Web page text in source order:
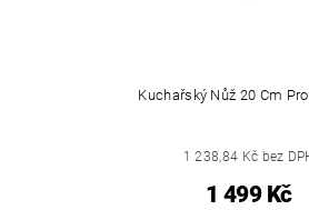
Kuchařský Nůž 20 Cm
1 238,84 Kč bez
1 499 Kč